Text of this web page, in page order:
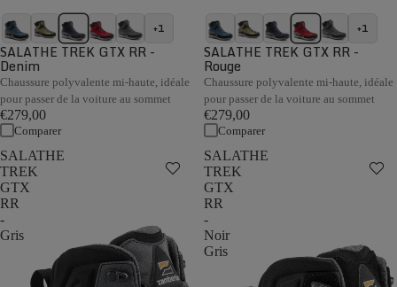
+1
SALATHE TREK GTX RR -
Denim
Chaussure polyvalente mi-haute, idéale
pour passer de la voiture au sommet
€279,00
Comparer
+1
SALATHE TREK GTX RR -
Rouge
Chaussure polyvalente mi-haute, idéale
pour passer de la voiture au sommet
€279,00
Comparer
SALATHE
TREK
GTX
RR
-
Gris
SALATHE
TREK
GTX
RR
-
Noir
Gris